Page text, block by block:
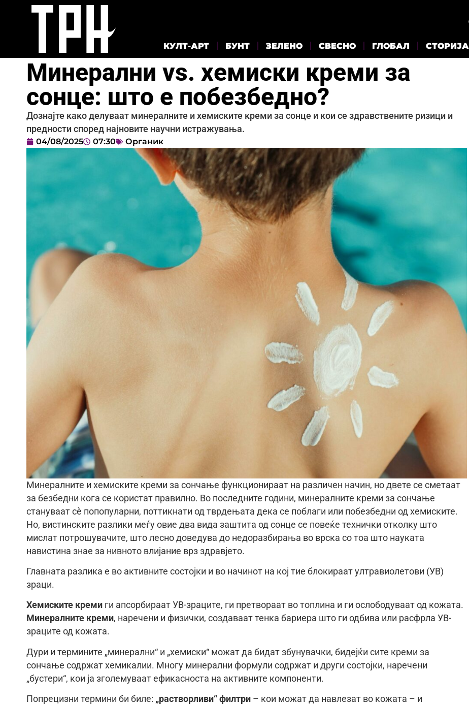
КУЛТ-АРТ БУНТ ЗЕЛЕНО СВЕСНО ГЛОБАЛ СТОРИЈА
Минерални vs. хемиски креми за
сонце: што е побезбедно?
Дознајте како делуваат минералните и хемиските креми за сонце и кои се здравствените ризици и
предности според најновите научни истражувања.
04/08/2025 07:30 Органик
Минералните и хемиските креми за сончање функционираат на различен начин, но двете се сметаат
за безбедни кога се користат правилно. Во последните години, минералните креми за сончање
стануваат сè попопуларни, поттикнати од тврдењата дека се поблаги или побезбедни од хемиските.
Но, вистинските разлики меѓу овие два вида заштита од сонце се повеќе технички отколку што
мислат потрошувачите, што лесно доведува до недоразбирања во врска со тоа што науката
навистина знае за нивното влијание врз здравјето.
Главната разлика е во активните состојки и во начинот на кој тие блокираат ултравиолетови (УВ)
зраци.
Хемиските креми ги апсорбираат УВ-зраците, ги претвораат во топлина и ги ослободуваат од кожата.
Минералните креми, наречени и физички, создаваат тенка бариера што ги одбива или расфрла УВ-
зраците од кожата.
Дури и термините „минерални“ и „хемиски“ можат да бидат збунувачки, бидејќи сите креми за
сончање содржат хемикалии. Многу минерални формули содржат и други состојки, наречени
„бустери“, кои ја зголемуваат ефикасноста на активните компоненти.
Попрецизни термини би биле: „растворливи“ филтри – кои можат да навлезат во кожата – и